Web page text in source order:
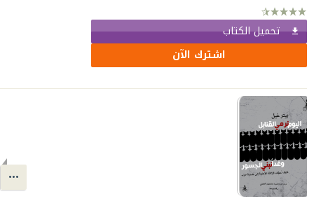
تحميل الكتاب
اشترك الآن